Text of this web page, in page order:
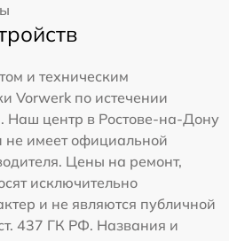
и техническим
Vorwerk по истечении
Наш центр в Ростове-на-Дону
не имеет официальной
Цены на ремонт,
исключительно
и не являются публичной
437 ГК РФ. Названия и